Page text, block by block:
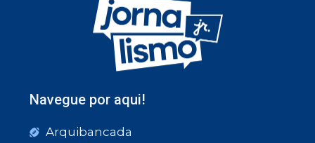
Navegue por aqui!
Arquibancada